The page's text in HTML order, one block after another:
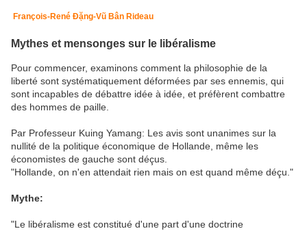
François-René Đặng-Vũ Bân Rideau
Mythes et mensonges sur le libéralisme
Pour commencer, examinons comment la philosophie de la
liberté sont systématiquement déformées par ses ennemis, qui
sont incapables de débattre idée à idée, et préfèrent combattre
des hommes de paille.
Par Professeur Kuing Yamang: Les avis sont unanimes sur la
nullité de la politique économique de Hollande, même les
économistes de gauche sont déçus.
"Hollande, on n'en attendait rien mais on est quand même déçu."
Mythe:
"Le libéralisme est constitué d'une part d'une doctrine